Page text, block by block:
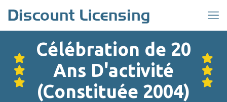
Célébration de 20
Ans D'activité
(Constituée 2004)